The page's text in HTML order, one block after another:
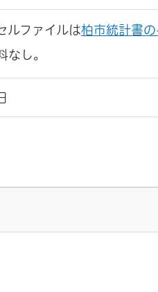
ルファイルは柏市統計書
なし。